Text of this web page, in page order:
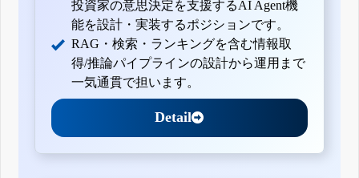
投資家の意思決定を支援するAI Agent機
能を設計・実装するポジションです。
RAG・検索・ランキングを含む情報取
得/推論パイプラインの設計から運用まで
一気通貫で担います。
Detail